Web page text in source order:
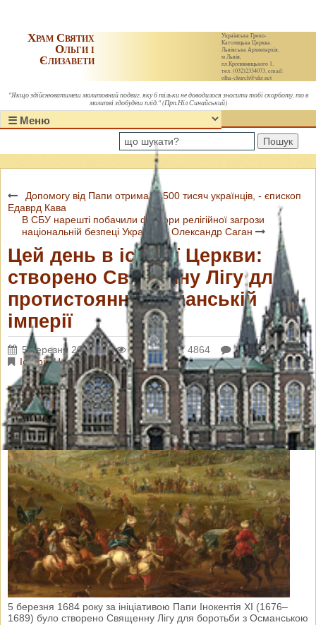
Українська Греко-
Католицька Церква.
Львівська Архиєпархія,
м.Львів,
пл.Кропивницького 1,
тел. (032)2334073, email:
olha-church@ukr.net
Храм Святих
Ольги і
Єлизавети
"Якщо здійснюватимеш молитовний подвиг, яку б тільки не доводилося зносити тобі скорботу, то в
молитві здобудеш плід." (Прп.Ніл Синайський)
Пошук
Допомогу від Папи отримали 500 тисяч українців, - єпископ
Едаврд Кава
В СБУ нарешті побачили фактори релігійної загрози
національній безпеці України, – Олександр Саган
Цей день в історії Церкви:
створено Священну Лігу для
протистояння Османській
імперії
5 березня 2018 р. Переглядів: 4864
Коментарі: 0
Історія Церкви
5 березня 1684 року за ініціативою Папи Інокентія XІ (1676–
1689) було створено Священну Лігу для боротьби з Османською